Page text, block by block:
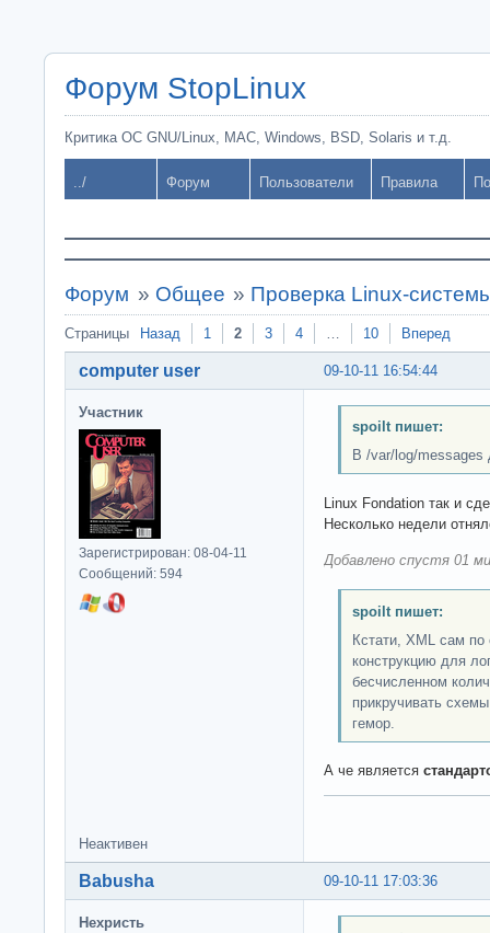
Форум StopLinux
Критика ОС GNU/Linux, MAC, Windows, BSD, Solaris и т.д.
../ Форум Пользователи Правила
Форум » Общее » Проверка Linux-
Страницы Назад 1 2 3 4 … 10 Вперед
09-10-11 16:54:44
computer user
Участник
Зарегистрирован: 08-04-11
Сообщений: 594
spoilt пишет:
В /var/log/messages
Linux Fondation так и
Несколько недели
Добавлено спустя 01
spoilt пишет:
Кстати, XML сам по
конструкцию для
бесчисленном
прикручивать
гемор.
А че является
Неактивен
09-10-11 17:03:36
Babusha
Нехристь